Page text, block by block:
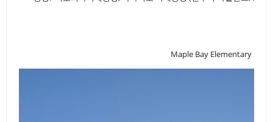
Maple Bay Elementary